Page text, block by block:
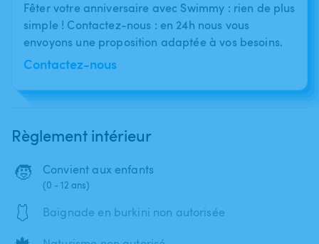
Fêter votre anniversaire avec Swimmy : rien de plus
simple ! Contactez-nous : en 24h nous vous
envoyons une proposition adaptée à vos besoins.
Contactez-nous
Règlement intérieur
🧒 Convient aux enfants
(0 - 12 ans)
🩱 Baignade en burkini non autorisée